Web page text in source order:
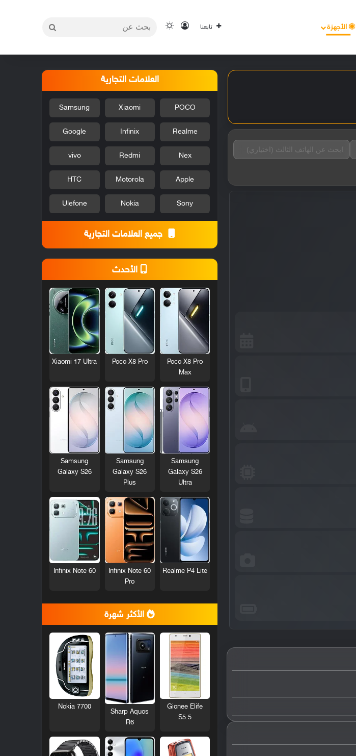
الأجهزة تابعنا تسجيل الدخول
الوضع المظلم
العلامات التجارية
POCO
Xiaomi
Samsung
Realme
Infinix
Google
Nex
Redmi
vivo
Apple
Motorola
HTC
Sony
Nokia
Ulefone
جميع العلامات التجارية
الأحدث
Poco X8 Pro
Max
Poco X8 Pro
Xiaomi 17 Ultra
Samsung
Galaxy S26
Ultra
Samsung
Galaxy S26
Plus
Samsung
Galaxy S26
Realme P4 Lite
Infinix Note 60
Pro
Infinix Note 60
الأكثر شهرة
Gionee Elife
S5.5
Sharp Aquos
R6
Nokia 7700